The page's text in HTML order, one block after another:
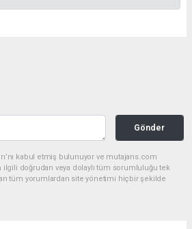
Gönder
kabul etmiş bulunuyor ve mutajans.com
ilgili doğrudan veya dolaylı tüm sorumluluğu tek
tüm yorumlardan site yönetimi hiçbir şekilde